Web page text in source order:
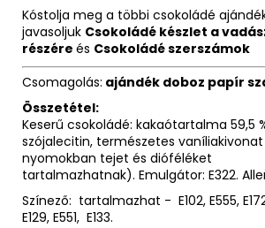
Kóstolja meg a többi csokoládé
javasoljuk Csokoládé készlet a
részére és Csokoládé szerszámok
Csomagolás: ajándék doboz papír
Összetétel:
Keserű csokoládé: kakaótartalma 59,5
szójalecitin, természetes
nyomokban tejet és dióféléket
tartalmazhatnak). Emulgátor: E322.
Színező: tartalmazhat - E102, E555, E172,
E129, E551, E133.